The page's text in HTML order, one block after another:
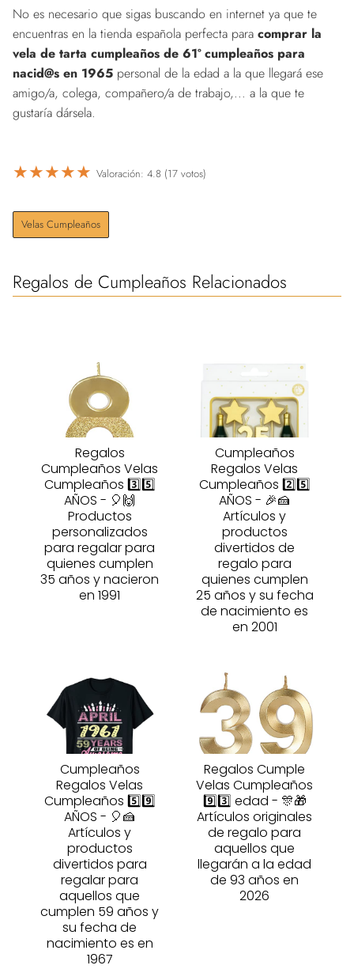
No es necesario que sigas buscando en internet ya que te
encuentras en la tienda española perfecta para comprar la
vela de tarta cumpleaños de 61º cumpleaños para
nacid@s en 1965 personal de la edad a la que llegará ese
amigo/a, colega, compañero/a de trabajo,... a la que te
gustaría dársela.
★★★★★ Valoración: 4.8 (17 votos)
Velas Cumpleaños
Regalos de Cumpleaños Relacionados
Regalos
Cumpleaños Velas
Cumpleaños 3️⃣5️⃣
AÑOS - 🎈🙌
Productos
personalizados
para regalar para
quienes cumplen
35 años y nacieron
en 1991
Cumpleaños
Regalos Velas
Cumpleaños 2️⃣5️⃣
AÑOS - 🎉🍰
Artículos y
productos
divertidos de
regalo para
quienes cumplen
25 años y su fecha
de nacimiento es
en 2001
Cumpleaños
Regalos Velas
Cumpleaños 5️⃣9️⃣
AÑOS - 🎈🍰
Artículos y
productos
divertidos para
regalar para
aquellos que
cumplen 59 años y
su fecha de
nacimiento es en
1967
Regalos Cumple
Velas Cumpleaños
9️⃣3️⃣ edad - 🎊🎁
Artículos originales
de regalo para
aquellos que
llegarán a la edad
de 93 años en
2026